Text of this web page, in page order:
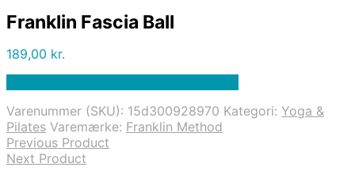
Franklin Fascia Ball
189,00 kr.
Varenummer (SKU): 15d300928970 Kategori: Yoga &
Pilates Varemærke: Franklin Method
Previous Product
Next Product